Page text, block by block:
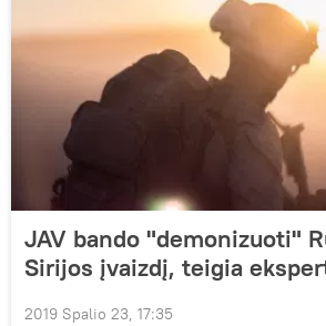
JAV bando "demonizuoti"
Sirijos įvaizdį, teigia
2019 Spalio 23, 17:35